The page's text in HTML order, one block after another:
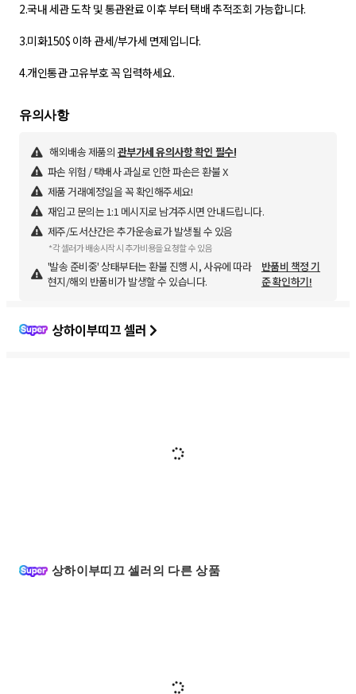
2.국내 세관 도착 및 통관완료 이후 부터 택배 추적조회 가능합니다.
3.미화150$ 이하 관세/부가세 면제입니다.
4.개인통관 고유부호 꼭 입력하세요.
유의사항
해외배송 제품의 관부가세 유의사항 확인 필수!
파손 위험 / 택배사 과실로 인한 파손은 환불 X
제품 거래예정일을 꼭 확인해주세요!
재입고 문의는 1:1 메시지로 남겨주시면 안내드립니다.
제주/도서산간은 추가운송료가 발생될 수 있음
*각 셀러가 배송시작 시 추가비용을 요청할 수 있음
'발송 준비중' 상태부터는 환불 진행 시, 사유에 따라
현지/해외 반품비가 발생할 수 있습니다.
반품비 책정 기
준 확인하기!
상하이부띠끄 셀러
상하이부띠끄 셀러의 다른 상품